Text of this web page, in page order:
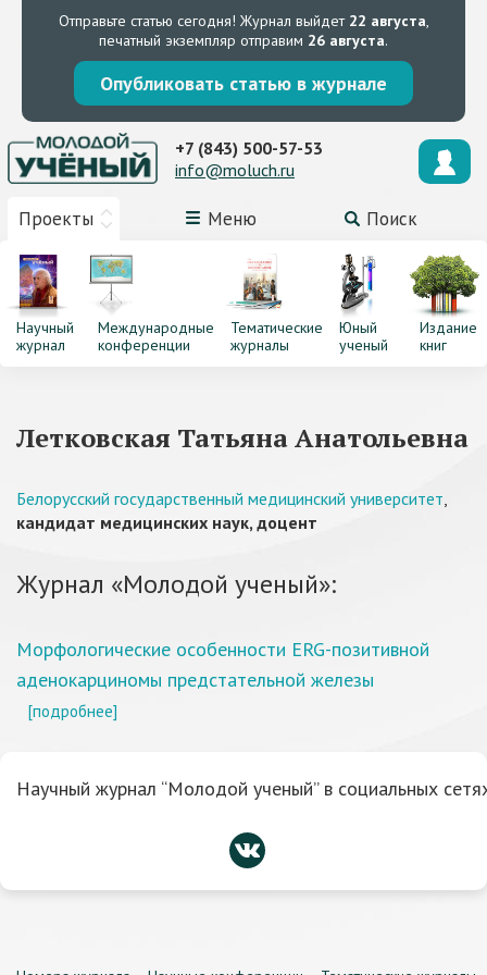
Отправьте статью сегодня! Журнал выйдет 22 августа,
печатный экземпляр отправим 26 августа.
Опубликовать статью в журнале
Проекты Меню Поиск
+7 (843) 500-57-53
info@moluch.ru
Научный
журнал
Международные
конференции
Тематические
журналы
Юный
ученый
Издание
книг
Летковская Татьяна Анатольевна
Белорусский государственный медицинский университет,
кандидат медицинских наук, доцент
Журнал «Молодой ученый»:
Морфологические особенности ERG-позитивной
аденокарциномы предстательной железы
[подробнее]
Научный журнал “Молодой ученый” в социальных